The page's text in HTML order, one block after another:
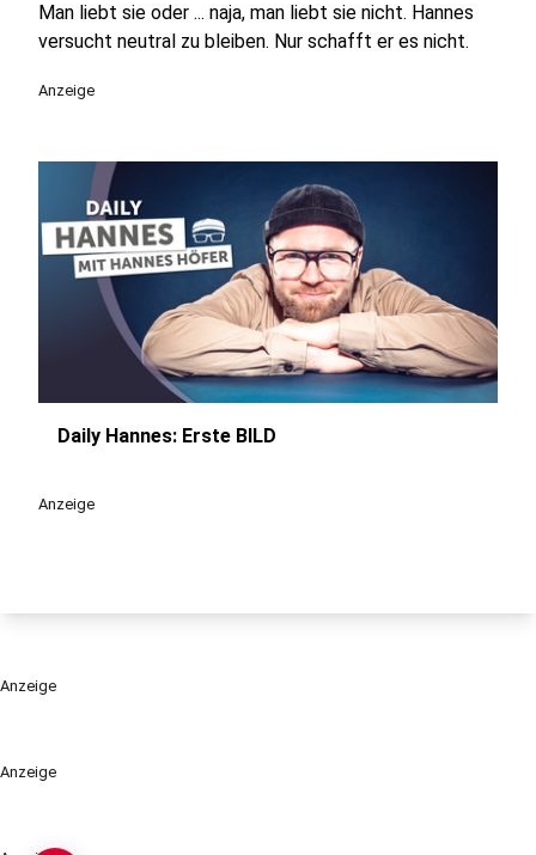
Anzeige
Man liebt sie oder ... naja, man liebt sie nicht. Hannes
versucht neutral zu bleiben. Nur schafft er es nicht.
Anzeige
Daily Hannes: Erste BILD
Anzeige
Anzeige